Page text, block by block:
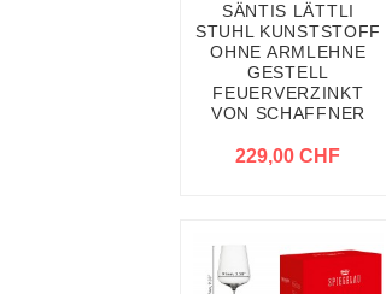
SÄNTIS LÄTTLI
STUHL KUNSTSTOFF
OHNE ARMLEHNE
GESTELL
FEUERVERZINKT
VON SCHAFFNER
229,00 CHF